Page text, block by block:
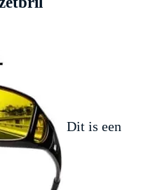
Dit is een